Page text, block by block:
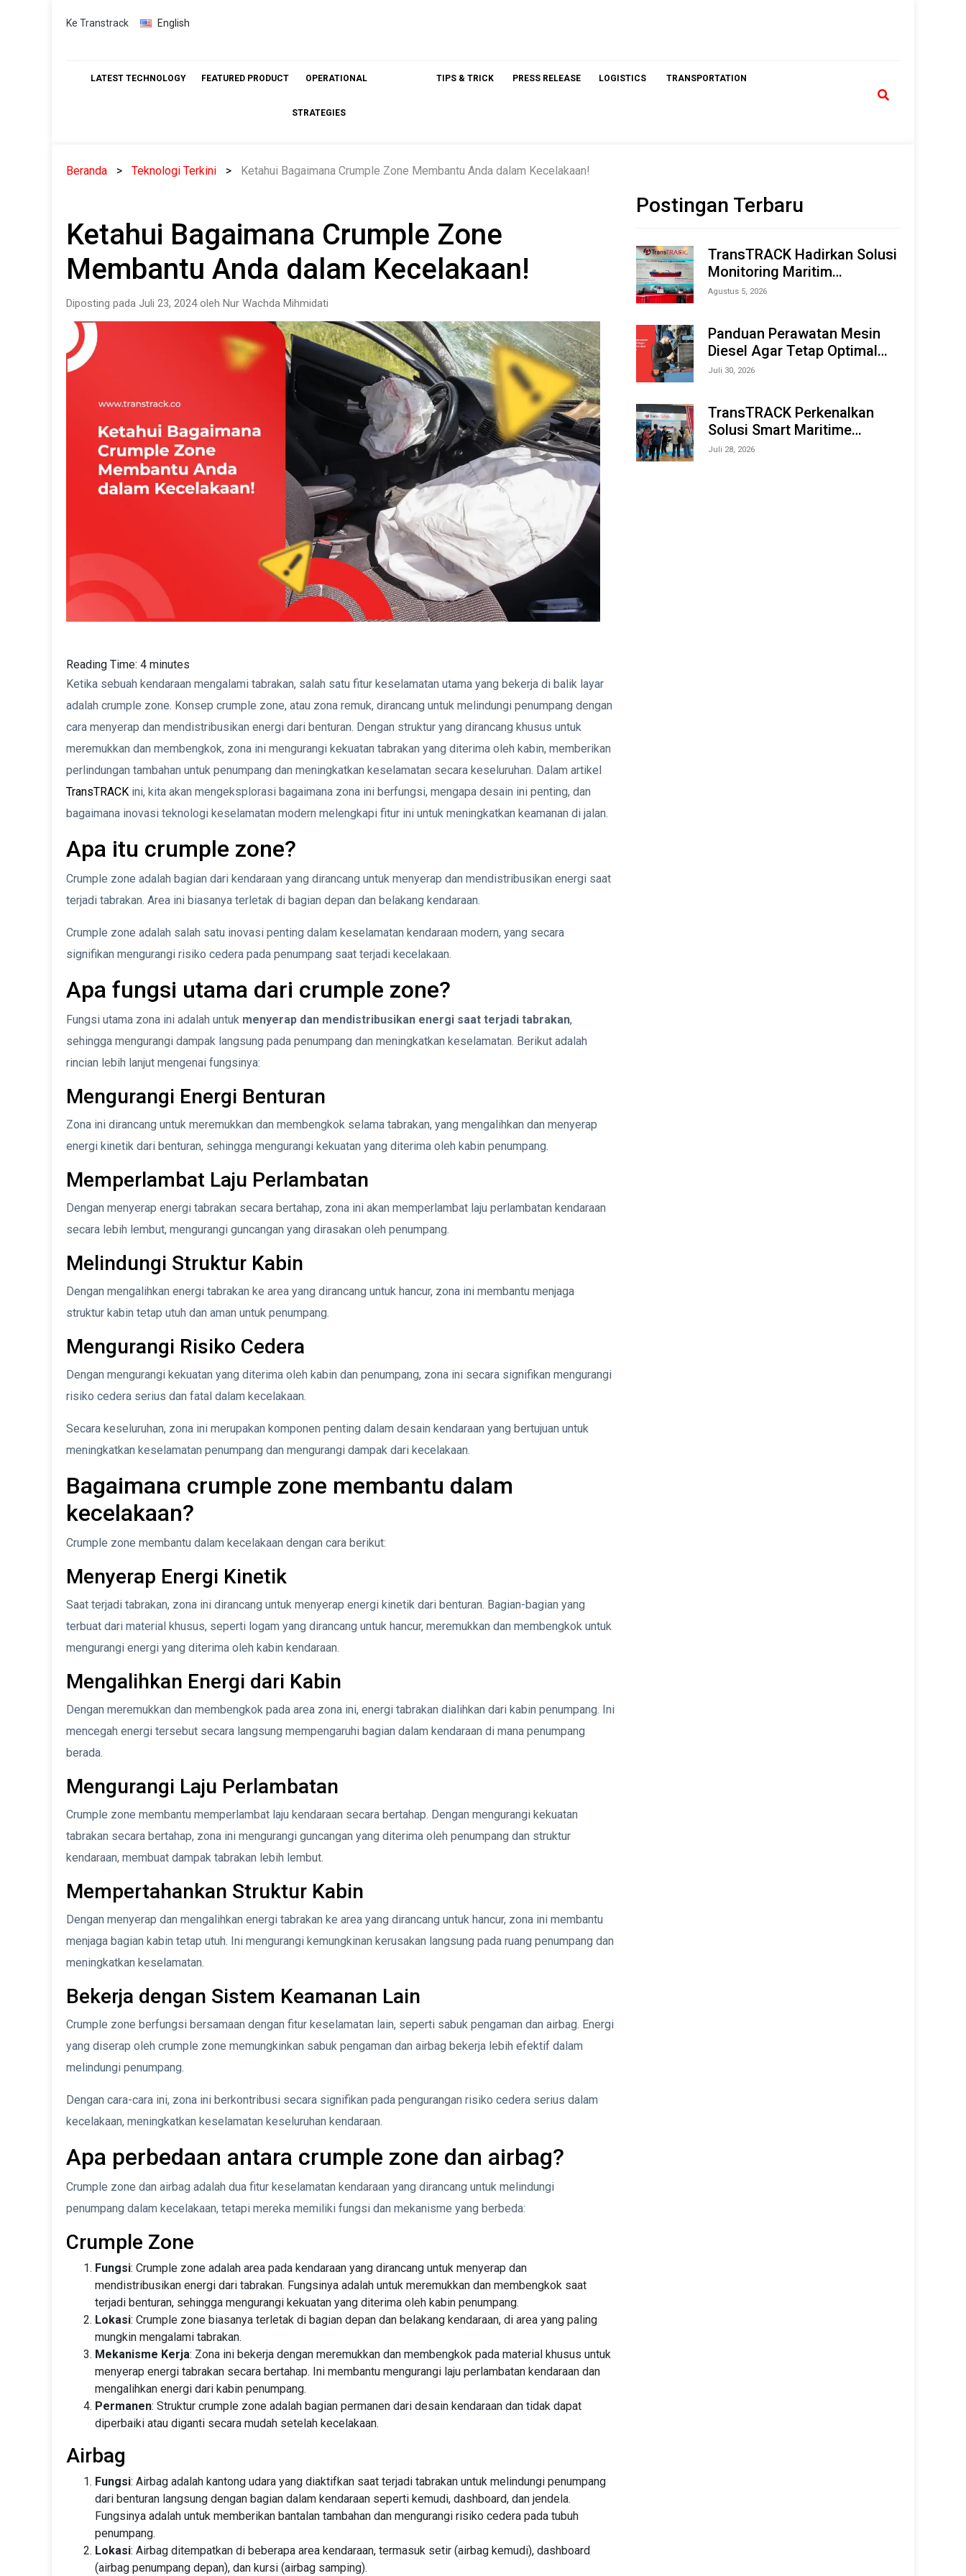
Skip
Ke Transtrack English
LATEST TECHNOLOGY FEATURED PRODUCT OPERATIONAL
STRATEGIES
TIPS & TRICK PRESS RELEASE LOGISTICS TRANSPORTATION
Beranda Teknologi Terkini Ketahui Bagaimana Crumple Zone Membantu Anda dalam Kecelakaan!
Ketahui Bagaimana Crumple Zone
Membantu Anda dalam Kecelakaan!
Diposting pada Juli 23, 2024 oleh Nur Wachda Mihmidati
Reading Time: 4 minutes
Ketika sebuah kendaraan mengalami tabrakan, salah satu fitur keselamatan utama yang bekerja di balik layar
adalah crumple zone. Konsep crumple zone, atau zona remuk, dirancang untuk melindungi penumpang dengan
cara menyerap dan mendistribusikan energi dari benturan. Dengan struktur yang dirancang khusus untuk
meremukkan dan membengkok, zona ini mengurangi kekuatan tabrakan yang diterima oleh kabin, memberikan
perlindungan tambahan untuk penumpang dan meningkatkan keselamatan secara keseluruhan. Dalam artikel
TransTRACK ini, kita akan mengeksplorasi bagaimana zona ini berfungsi, mengapa desain ini penting, dan
bagaimana inovasi teknologi keselamatan modern melengkapi fitur ini untuk meningkatkan keamanan di jalan.
Apa itu crumple zone?
Crumple zone adalah bagian dari kendaraan yang dirancang untuk menyerap dan mendistribusikan energi saat
terjadi tabrakan. Area ini biasanya terletak di bagian depan dan belakang kendaraan.
Crumple zone adalah salah satu inovasi penting dalam keselamatan kendaraan modern, yang secara
signifikan mengurangi risiko cedera pada penumpang saat terjadi kecelakaan.
Apa fungsi utama dari crumple zone?
Fungsi utama zona ini adalah untuk menyerap dan mendistribusikan energi saat terjadi tabrakan,
sehingga mengurangi dampak langsung pada penumpang dan meningkatkan keselamatan. Berikut adalah
rincian lebih lanjut mengenai fungsinya:
Mengurangi Energi Benturan
Zona ini dirancang untuk meremukkan dan membengkok selama tabrakan, yang mengalihkan dan menyerap
energi kinetik dari benturan, sehingga mengurangi kekuatan yang diterima oleh kabin penumpang.
Memperlambat Laju Perlambatan
Dengan menyerap energi tabrakan secara bertahap, zona ini akan memperlambat laju perlambatan kendaraan
secara lebih lembut, mengurangi guncangan yang dirasakan oleh penumpang.
Melindungi Struktur Kabin
Dengan mengalihkan energi tabrakan ke area yang dirancang untuk hancur, zona ini membantu menjaga
struktur kabin tetap utuh dan aman untuk penumpang.
Mengurangi Risiko Cedera
Dengan mengurangi kekuatan yang diterima oleh kabin dan penumpang, zona ini secara signifikan mengurangi
risiko cedera serius dan fatal dalam kecelakaan.
Secara keseluruhan, zona ini merupakan komponen penting dalam desain kendaraan yang bertujuan untuk
meningkatkan keselamatan penumpang dan mengurangi dampak dari kecelakaan.
Bagaimana crumple zone membantu dalam
kecelakaan?
Crumple zone membantu dalam kecelakaan dengan cara berikut:
Menyerap Energi Kinetik
Saat terjadi tabrakan, zona ini dirancang untuk menyerap energi kinetik dari benturan. Bagian-bagian yang
terbuat dari material khusus, seperti logam yang dirancang untuk hancur, meremukkan dan membengkok untuk
mengurangi energi yang diterima oleh kabin kendaraan.
Mengalihkan Energi dari Kabin
Dengan meremukkan dan membengkok pada area zona ini, energi tabrakan dialihkan dari kabin penumpang. Ini
mencegah energi tersebut secara langsung mempengaruhi bagian dalam kendaraan di mana penumpang
berada.
Mengurangi Laju Perlambatan
Crumple zone membantu memperlambat laju kendaraan secara bertahap. Dengan mengurangi kekuatan
tabrakan secara bertahap, zona ini mengurangi guncangan yang diterima oleh penumpang dan struktur
kendaraan, membuat dampak tabrakan lebih lembut.
Mempertahankan Struktur Kabin
Dengan menyerap dan mengalihkan energi tabrakan ke area yang dirancang untuk hancur, zona ini membantu
menjaga bagian kabin tetap utuh. Ini mengurangi kemungkinan kerusakan langsung pada ruang penumpang dan
meningkatkan keselamatan.
Bekerja dengan Sistem Keamanan Lain
Crumple zone berfungsi bersamaan dengan fitur keselamatan lain, seperti sabuk pengaman dan airbag. Energi
yang diserap oleh crumple zone memungkinkan sabuk pengaman dan airbag bekerja lebih efektif dalam
melindungi penumpang.
Dengan cara-cara ini, zona ini berkontribusi secara signifikan pada pengurangan risiko cedera serius dalam
kecelakaan, meningkatkan keselamatan keseluruhan kendaraan.
Apa perbedaan antara crumple zone dan airbag?
Crumple zone dan airbag adalah dua fitur keselamatan kendaraan yang dirancang untuk melindungi
penumpang dalam kecelakaan, tetapi mereka memiliki fungsi dan mekanisme yang berbeda:
Crumple Zone
Fungsi: Crumple zone adalah area pada kendaraan yang dirancang untuk menyerap dan
mendistribusikan energi dari tabrakan. Fungsinya adalah untuk meremukkan dan membengkok saat
terjadi benturan, sehingga mengurangi kekuatan yang diterima oleh kabin penumpang.
Lokasi: Crumple zone biasanya terletak di bagian depan dan belakang kendaraan, di area yang paling
mungkin mengalami tabrakan.
Mekanisme Kerja: Zona ini bekerja dengan meremukkan dan membengkok pada material khusus untuk
menyerap energi tabrakan secara bertahap. Ini membantu mengurangi laju perlambatan kendaraan dan
mengalihkan energi dari kabin penumpang.
Permanen: Struktur crumple zone adalah bagian permanen dari desain kendaraan dan tidak dapat
diperbaiki atau diganti secara mudah setelah kecelakaan.
Airbag
Fungsi: Airbag adalah kantong udara yang diaktifkan saat terjadi tabrakan untuk melindungi penumpang
dari benturan langsung dengan bagian dalam kendaraan seperti kemudi, dashboard, dan jendela.
Fungsinya adalah untuk memberikan bantalan tambahan dan mengurangi risiko cedera pada tubuh
penumpang.
Lokasi: Airbag ditempatkan di beberapa area kendaraan, termasuk setir (airbag kemudi), dashboard
(airbag penumpang depan), dan kursi (airbag samping).
Postingan Terbaru
TransTRACK Hadirkan Solusi
Monitoring Maritim
Terintegrasi Berbasis AI &
Offshore Expo (IMOX) 2026
Agustus 5, 2026
Panduan Perawatan Mesin
Diesel Agar Tetap Optimal
dan Tahan Lama
Juli 30, 2026
TransTRACK Perkenalkan
Solusi Smart Maritime
Monitoring Berbasis AI dan
Juli 28, 2026